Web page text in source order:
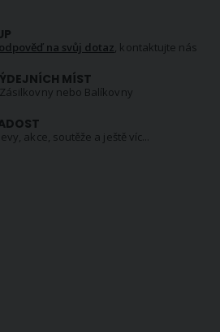
odpověď na svůj dotaz, kontaktujte nás
MÍST
nebo Balíkovny
akce, soutěže a ještě víc...